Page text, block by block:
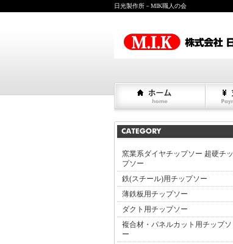
日光製作所－MIK職人の会
窯業系ダイヤチップソー 超硬チッ
プソー
鉄(スチール)用チップソー
薄鉄板用チップソー
ダクト用チップソー
複合材・パネルカット用チップソ
ー